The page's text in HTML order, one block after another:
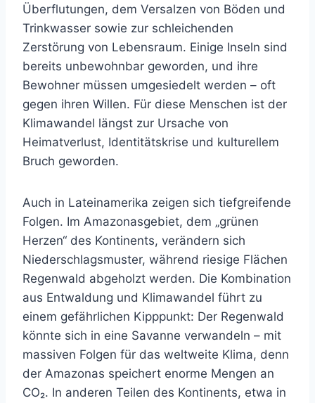
Überflutungen, dem Versalzen von Böden und
Trinkwasser sowie zur schleichenden
Zerstörung von Lebensraum. Einige Inseln sind
bereits unbewohnbar geworden, und ihre
Bewohner müssen umgesiedelt werden – oft
gegen ihren Willen. Für diese Menschen ist der
Klimawandel längst zur Ursache von
Heimatverlust, Identitätskrise und kulturellem
Bruch geworden.
Auch in Lateinamerika zeigen sich tiefgreifende
Folgen. Im Amazonasgebiet, dem „grünen
Herzen“ des Kontinents, verändern sich
Niederschlagsmuster, während riesige Flächen
Regenwald abgeholzt werden. Die Kombination
aus Entwaldung und Klimawandel führt zu
einem gefährlichen Kipppunkt: Der Regenwald
könnte sich in eine Savanne verwandeln – mit
massiven Folgen für das weltweite Klima, denn
der Amazonas speichert enorme Mengen an
CO₂. In anderen Teilen des Kontinents, etwa in